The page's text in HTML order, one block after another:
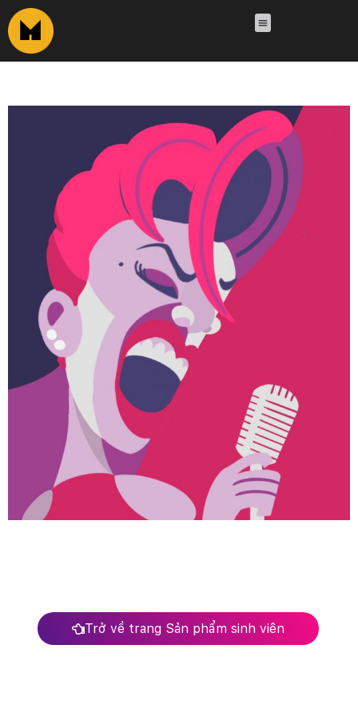
Trở về trang Sản phẩm sinh viên